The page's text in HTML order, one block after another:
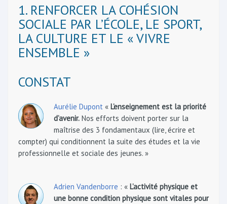
1. RENFORCER LA COHÉSION
SOCIALE PAR L’ÉCOLE, LE SPORT,
LA CULTURE ET LE « VIVRE
ENSEMBLE »
CONSTAT
Aurélie Dupont « L’enseignement est la priorité
d’avenir. Nos efforts doivent porter sur la
maîtrise des 3 fondamentaux (lire, écrire et
compter) qui conditionnent la suite des études et la vie
professionnelle et sociale des jeunes. »
Adrien Vandenborre : « L’activité physique et
une bonne condition physique sont vitales pour